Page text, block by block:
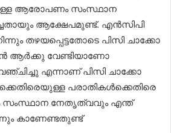
ആരോപണം സംസ്ഥാന
ആക്ഷേപമുണ്ട്. എൻസിപി
തഴയപ്പെട്ടതോടെ പിസി ചാക്കോ
ആർക്കു വേണ്ടിയാണോ
എന്നാണ് പിസി ചാക്കോ
പരാതികൾക്കെതിരെ
സംസ്ഥാന നേതൃത്വവും എന്ത്
കാണേണ്ടതുണ്ട്